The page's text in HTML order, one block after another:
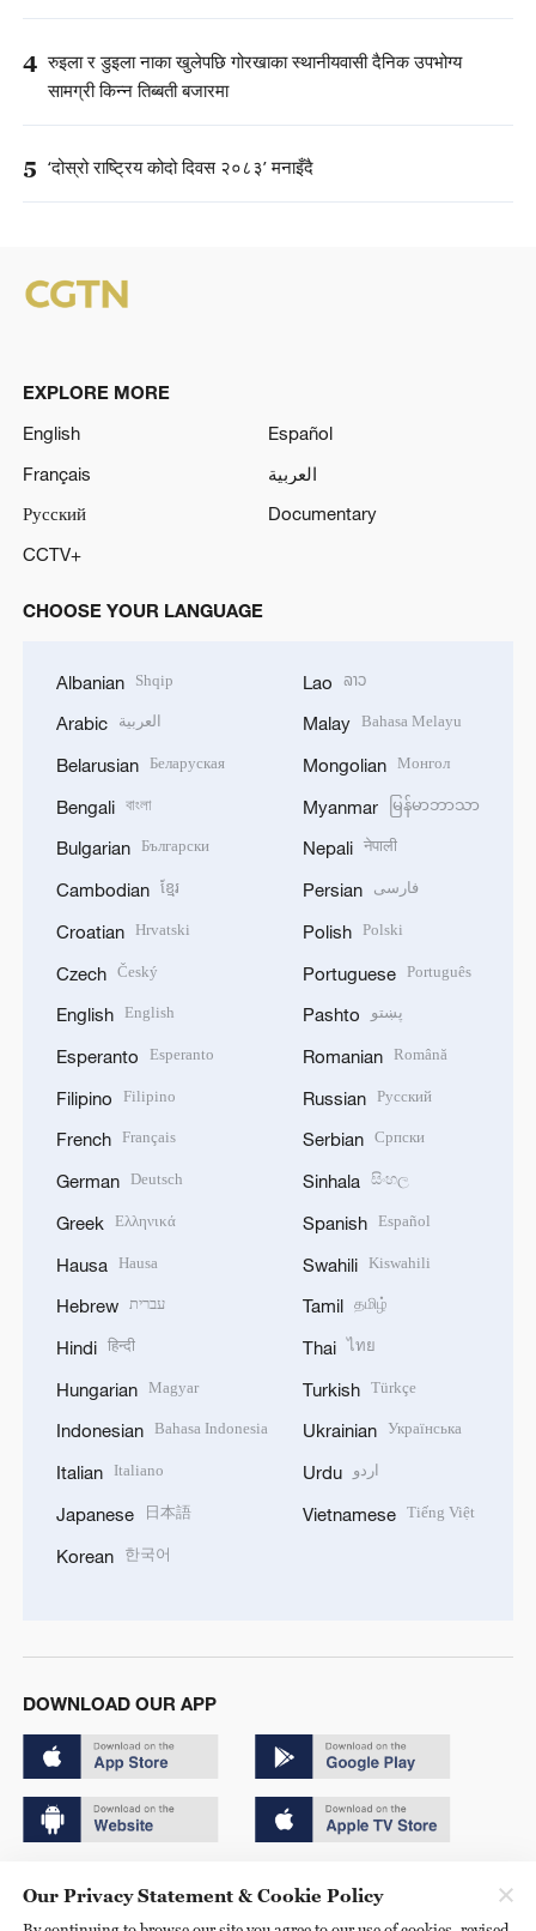
4 रुइला र डुइला नाका खुलेपछि गोरखाका स्थानीयवासी दैनिक उपभोग्य
सामग्री किन्न तिब्बती बजारमा
5 ‘दोस्रो राष्ट्रिय कोदो दिवस २०८३’ मनाइँदै
EXPLORE MORE
English
Español
Français
العربية
Русский
Documentary
CCTV+
CHOOSE YOUR LANGUAGE
Albanian Shqip
Arabic العربية
Belarusian Беларуская
Bengali বাংলা
Bulgarian Български
Cambodian ខ្មែរ
Croatian Hrvatski
Czech Český
English English
Esperanto Esperanto
Filipino Filipino
French Français
German Deutsch
Greek Ελληνικά
Hausa Hausa
Hebrew עברית
Hindi हिन्दी
Hungarian Magyar
Indonesian Bahasa Indonesia
Italian Italiano
Japanese 日本語
Korean 한국어
Lao ລາວ
Malay Bahasa Melayu
Mongolian Монгол
Myanmar မြန်မာဘာသာ
Nepali नेपाली
Persian فارسی
Polish Polski
Portuguese Português
Pashto پښتو
Romanian Română
Russian Русский
Serbian Српски
Sinhala සිංහල
Spanish Español
Swahili Kiswahili
Tamil தமிழ்
Thai ไทย
Turkish Türkçe
Ukrainian Українська
Urdu اردو
Vietnamese Tiếng Việt
DOWNLOAD OUR APP
京ICP备20000184号
Our Privacy Statement & Cookie Policy